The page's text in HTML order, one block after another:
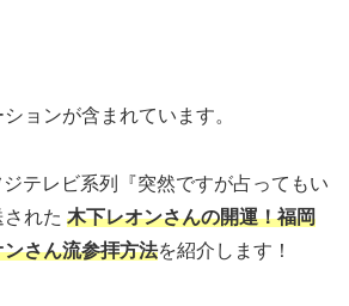
ョンが含まれています。
テレビ系列『突然ですが占ってもい
れた 木下レオンさんの開運！福岡
さん流参拝方法を紹介します！